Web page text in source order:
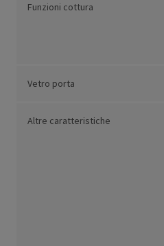
Funzioni cottura
Vetro porta
Altre caratteristiche